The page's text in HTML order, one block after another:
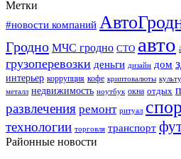
Метки
#новости компаний
Гродно МЧС гродно СТО авто
грузоперевозки деньги дизайн дом
интерьер коррупция кофе криптовалюты
металл недвижимость ноутбук окна отдых
развлечения ремонт ритуал
технологии торговля транспорт
Районные новости